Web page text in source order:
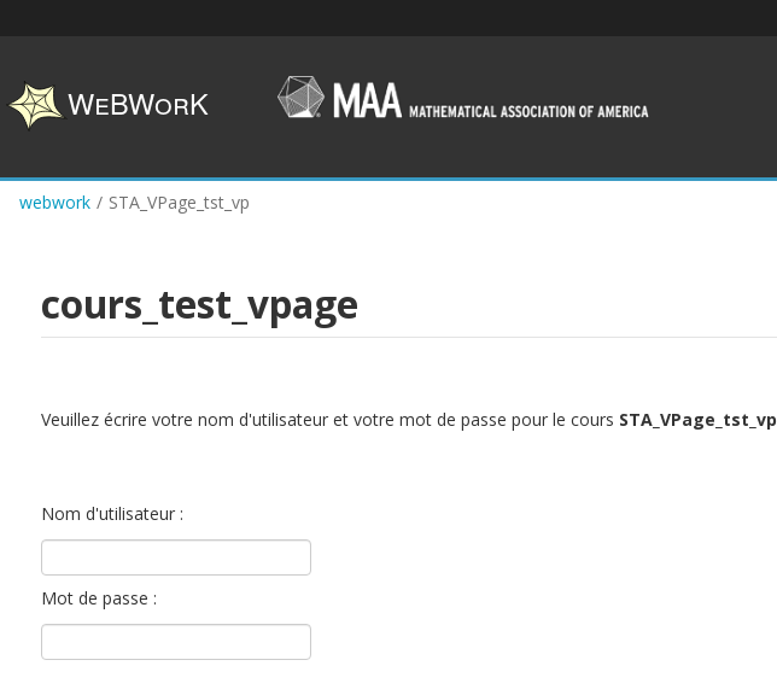
content
webwork / STA_VPage_tst_vp
cours_test_vpage
Veuillez écrire votre nom d'utilisateur et votre mot de passe pour le cours STA_VPage_tst_vp
Nom d'utilisateur :
Mot de passe :